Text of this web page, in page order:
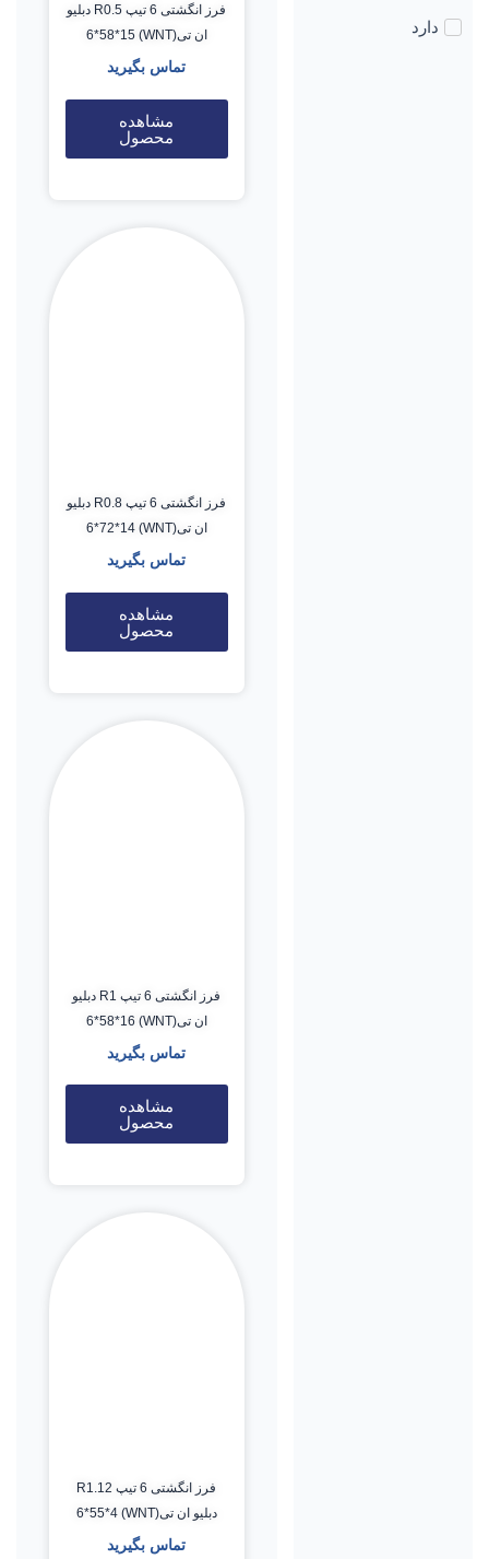
دارد
فرز انگشتی 6 تیپ R0.5 دبلیو
ان تی(WNT) 6*58*15
تماس بگیرید
مشاهده
محصول
فرز انگشتی 6 تیپ R0.8 دبلیو
ان تی(WNT) 6*72*14
تماس بگیرید
مشاهده
محصول
فرز انگشتی 6 تیپ R1 دبلیو
ان تی(WNT) 6*58*16
تماس بگیرید
مشاهده
محصول
فرز انگشتی 6 تیپ R1.12
دبلیو ان تی(WNT) 6*55*4
تماس بگیرید